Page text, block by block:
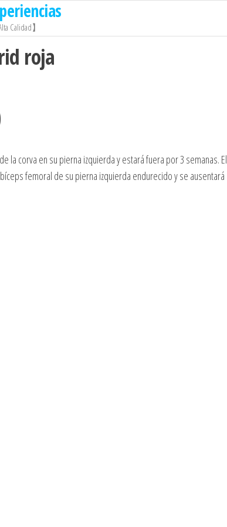
Calidad】
roja
la corva en su pierna izquierda y estará fuera por 3 semanas. El
femoral de su pierna izquierda endurecido y se ausentará